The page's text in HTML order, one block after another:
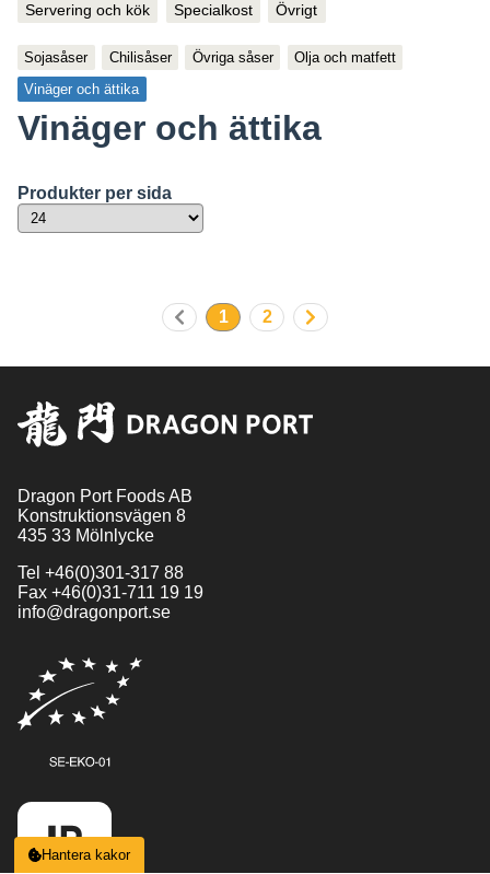
Hantera kakor
Servering och kök
Specialkost Övrigt
Sojasåser Chilisåser Övriga såser
Olja och matfett
Vinäger och ättika
Vinäger och ättika
Produkter per sida
1 2
Dragon Port Foods AB
Konstruktionsvägen 8
435 33 Mölnlycke
Tel +46(0)301-317 88
Fax +46(0)31-711 19 19
info@dragonport.se